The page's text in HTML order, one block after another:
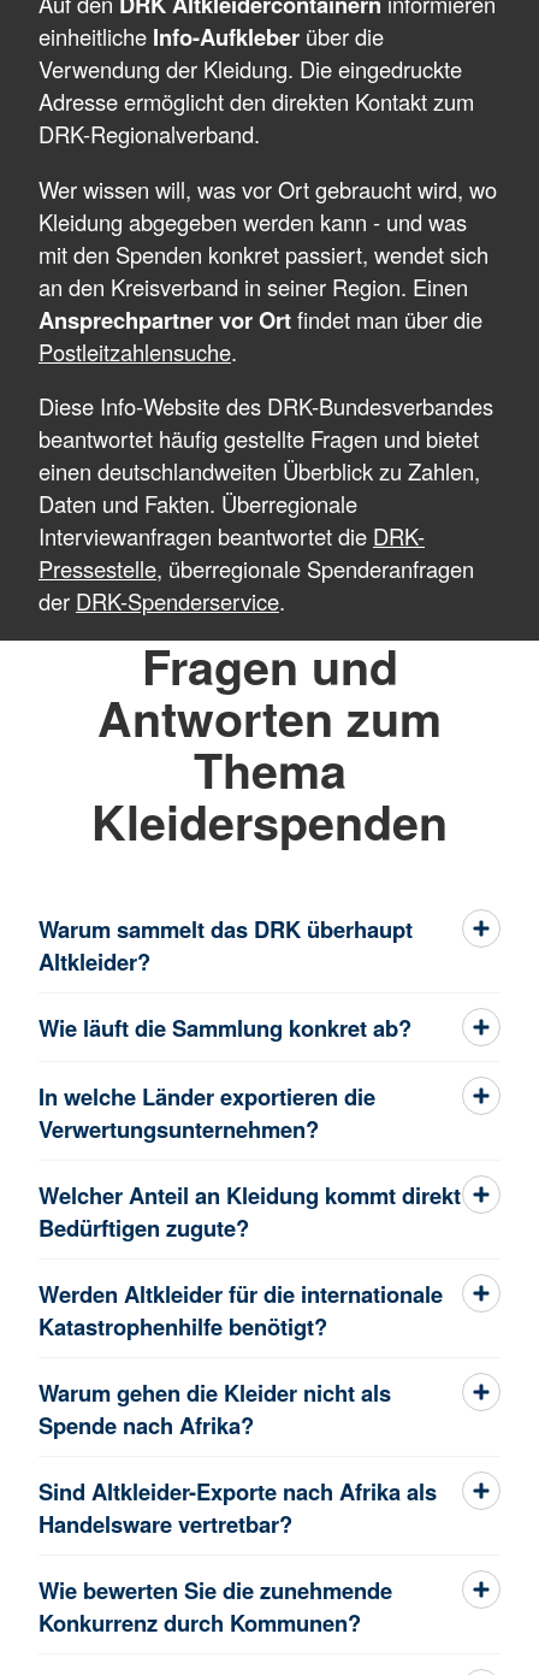
einheitliche Info-Aufkleber über die
Verwendung der Kleidung. Die eingedruckte
Adresse ermöglicht den direkten Kontakt zum
DRK-Regionalverband.
Wer wissen will, was vor Ort gebraucht wird, wo
Kleidung abgegeben werden kann - und was
mit den Spenden konkret passiert, wendet sich
an den Kreisverband in seiner Region. Einen
Ansprechpartner vor Ortfindet man über die
Postleitzahlensuche.
Diese Info-Website des DRK-Bundesverbandes
beantwortet häufig gestellte Fragen und bietet
einen deutschlandweiten Überblick zu Zahlen,
Daten und Fakten. Überregionale
Interviewanfragen beantwortet die DRK-
Pressestelle, überregionale Spenderanfragen
der DRK-Spenderservice.
Fragen und
Antworten zum
Thema
Kleiderspenden
Warum sammelt das DRK überhaupt
Altkleider?
Wie läuft die Sammlung konkret ab?
In welche Länder exportieren die
Verwertungsunternehmen?
Welcher Anteil an Kleidung kommt direkt
Bedürftigen zugute?
Werden Altkleider für die internationale
Katastrophenhilfe benötigt?
Warum gehen die Kleider nicht als
Spende nach Afrika?
Sind Altkleider-Exporte nach Afrika als
Handelsware vertretbar?
Wie bewerten Sie die zunehmende
Konkurrenz durch Kommunen?